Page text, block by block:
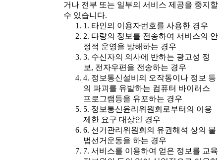
거나 전부 또는 일부의 서비스 제공을 중지할
수 있습니다.
1. 타인의 이용자번호를 사용한 경우
2. 다량의 정보를 전송하여 서비스의 안
정적 운영을 방해하는 경우
3. 수신자의 의사에 반하는 광고성 정
보, 전자우편을 전송하는 경우
4. 정보통신설비의 오작동이나 정보 등
의 파괴를 유발하는 컴퓨터 바이러스
프로그램등을 유포하는 경우
5. 정보통신윤리위원회로부터의 이용
제한 요구 대상인 경우
6. 선거관리위원회의 유권해석 상의 불
법선거운동을 하는 경우
7. 서비스를 이용하여 얻은 정보를 교육